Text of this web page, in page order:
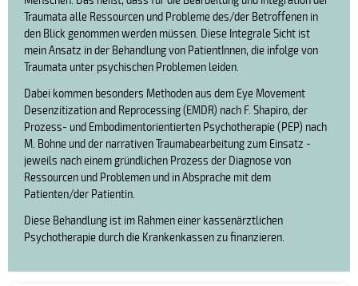
Traumata alle Ressourcen und Probleme des/der Betroffenen in
den Blick genommen werden müssen. Diese Integrale Sicht ist
mein Ansatz in der Behandlung von PatientInnen, die infolge von
Traumata unter psychischen Problemen leiden.
Dabei kommen besonders Methoden aus dem Eye Movement
Desenzitization and Reprocessing (EMDR) nach F. Shapiro, der
Prozess- und Embodimentorientierten Psychotherapie (PEP) nach
M. Bohne und der narrativen Traumabearbeitung zum Einsatz -
jeweils nach einem gründlichen Prozess der Diagnose von
Ressourcen und Problemen und in Absprache mit dem
Patienten/der Patientin.
Diese Behandlung ist im Rahmen einer kassenärztlichen
Psychotherapie durch die Krankenkassen zu finanzieren.